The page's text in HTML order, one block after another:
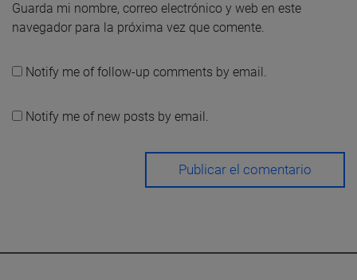
Guarda mi nombre, correo electrónico y web en este
navegador para la próxima vez que comente.
Notify me of follow-up comments by email.
Notify me of new posts by email.